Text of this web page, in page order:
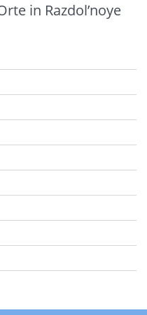
in Razdol’noye